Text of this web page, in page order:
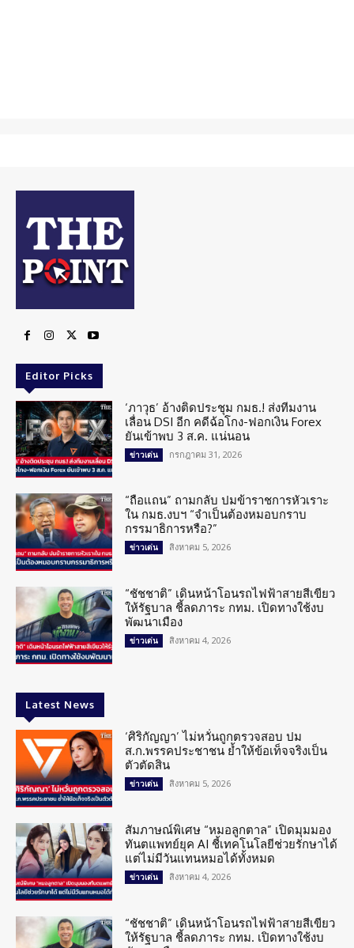
Editor Picks
‘ภาวุธ’ อ้างติดประชุม กมธ.! ส่งทีมงาน
เลื่อน DSI อีก คดีฉ้อโกง-ฟอกเงิน Forex
ยันเข้าพบ 3 ส.ค. แน่นอน
ข่าวเด่น กรกฎาคม 31, 2026
“ถือแถน” ถามกลับ ปมข้าราชการหัวเราะ
ใน กมธ.งบฯ “จำเป็นต้องหมอบกราบ
กรรมาธิการหรือ?”
ข่าวเด่น สิงหาคม 5, 2026
“ชัชชาติ” เดินหน้าโอนรถไฟฟ้าสายสีเขียว
ให้รัฐบาล ชี้ลดภาระ กทม. เปิดทางใช้งบ
พัฒนาเมือง
ข่าวเด่น สิงหาคม 4, 2026
Latest News
‘ศิริกัญญา’ ไม่หวั่นถูกตรวจสอบ ปม
ส.ก.พรรคประชาชน ย้ำให้ข้อเท็จจริงเป็น
ตัวตัดสิน
ข่าวเด่น สิงหาคม 5, 2026
สัมภาษณ์พิเศษ “หมอลูกตาล” เปิดมุมมอง
ทันตแพทย์ยุค AI ชี้เทคโนโลยีช่วยรักษาได้
แต่ไม่มีวันแทนหมอได้ทั้งหมด
ข่าวเด่น สิงหาคม 4, 2026
“ชัชชาติ” เดินหน้าโอนรถไฟฟ้าสายสีเขียว
ให้รัฐบาล ชี้ลดภาระ กทม. เปิดทางใช้งบ